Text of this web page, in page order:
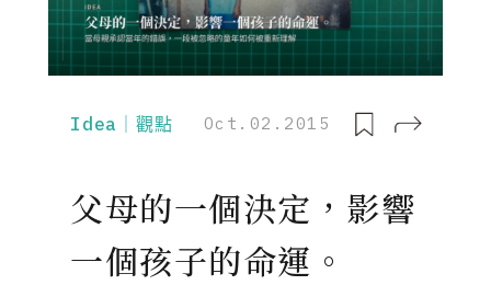
Idea｜觀點 Oct.02.2015
父母的一個決定，影響
一個孩子的命運。